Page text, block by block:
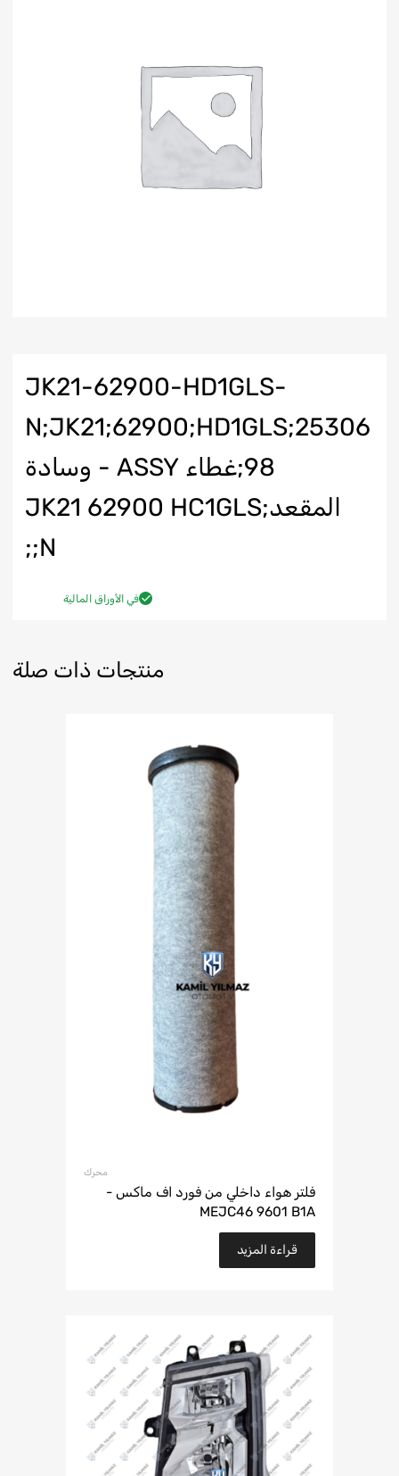
JK21-62900-HD1GLS-
N;JK21;62900;HD1GLS;25306
98;غطاء ASSY - وسادة
المقعد;JK21 62900 HC1GLS
N;;
في الأوراق المالية
منتجات ذات صلة
محرك
فلتر هواء داخلي من فورد اف ماكس -
MEJC46 9601 B1A
قراءة المزيد